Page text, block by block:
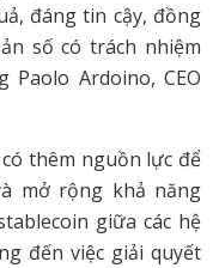
đáng tin cậy, đồng
số có trách nhiệm
Ardoino, CEO
thêm nguồn lực để
mở rộng khả năng
giữa các hệ
đến việc giải quyết